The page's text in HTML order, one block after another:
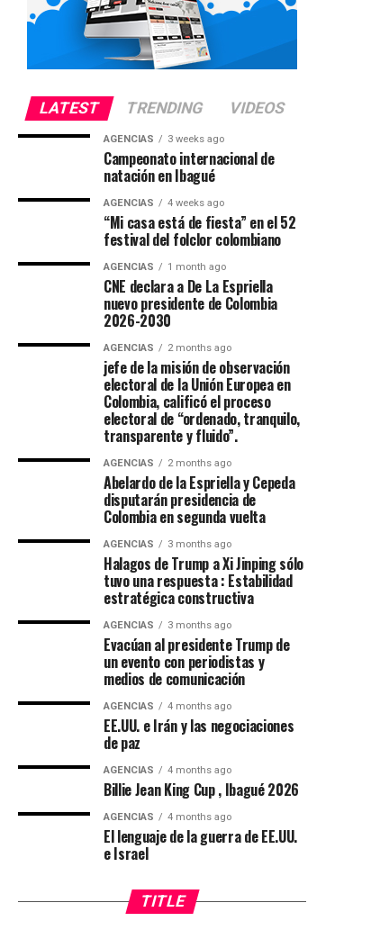
LATEST TRENDING VIDEOS
AGENCIAS 3 weeks ago
Campeonato internacional de
natación en Ibagué
AGENCIAS 4 weeks ago
“Mi casa está de fiesta” en el 52
festival del folclor colombiano
AGENCIAS 1 month ago
CNE declara a De La Espriella
nuevo presidente de Colombia
2026-2030
AGENCIAS 2 months ago
jefe de la misión de observación
electoral de la Unión Europea en
Colombia, calificó el proceso
electoral de “ordenado, tranquilo,
transparente y fluido”.
AGENCIAS 2 months ago
Abelardo de la Espriella y Cepeda
disputarán presidencia de
Colombia en segunda vuelta
AGENCIAS 3 months ago
Halagos de Trump a Xi Jinping sólo
tuvo una respuesta : Estabilidad
estratégica constructiva
AGENCIAS 3 months ago
Evacúan al presidente Trump de
un evento con periodistas y
medios de comunicación
AGENCIAS 4 months ago
EE.UU. e Irán y las negociaciones
de paz
AGENCIAS 4 months ago
Billie Jean King Cup , Ibagué 2026
AGENCIAS 4 months ago
El lenguaje de la guerra de EE.UU.
e Israel
TITLE